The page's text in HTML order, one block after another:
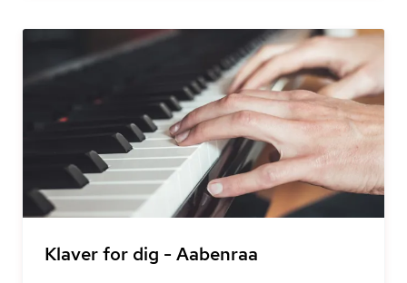
Klaver for dig - Aabenraa